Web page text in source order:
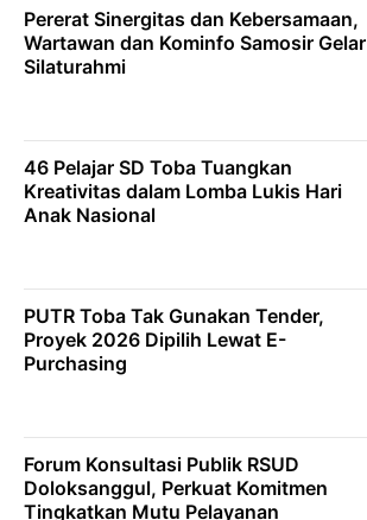
Pererat Sinergitas dan Kebersamaan,
Wartawan dan Kominfo Samosir Gelar
Silaturahmi
46 Pelajar SD Toba Tuangkan
Kreativitas dalam Lomba Lukis Hari
Anak Nasional
PUTR Toba Tak Gunakan Tender,
Proyek 2026 Dipilih Lewat E-
Purchasing
Forum Konsultasi Publik RSUD
Doloksanggul, Perkuat Komitmen
Tingkatkan Mutu Pelayanan